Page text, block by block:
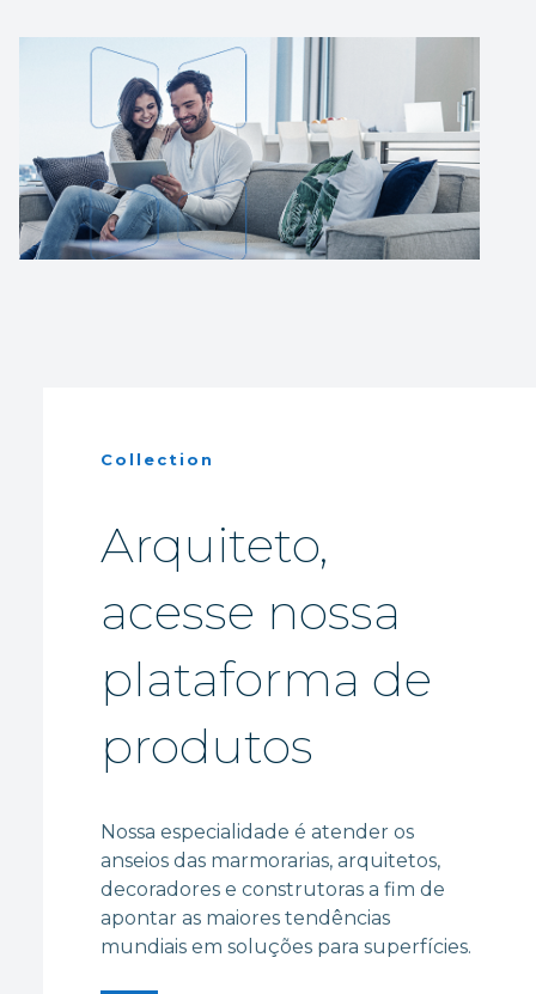
Collection
Arquiteto,
acesse nossa
plataforma de
produtos
Nossa especialidade é atender os
anseios das marmorarias, arquitetos,
decoradores e construtoras a fim de
apontar as maiores tendências
mundiais em soluções para superfícies.